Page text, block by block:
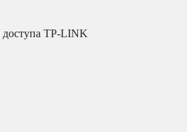
доступа TP-LINK